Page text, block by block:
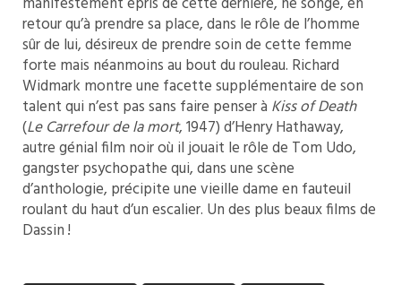
retour qu’à prendre sa place, dans le rôle de l’homme
sûr de lui, désireux de prendre soin de cette femme
forte mais néanmoins au bout du rouleau. Richard
Widmark montre une facette supplémentaire de son
talent qui n’est pas sans faire penser à Kiss of Death
(Le Carrefour de la mort, 1947) d’Henry Hathaway,
autre génial film noir où il jouait le rôle de Tom Udo,
gangster psychopathe qui, dans une scène
d’anthologie, précipite une vieille dame en fauteuil
roulant du haut d’un escalier. Un des plus beaux films de
Dassin !